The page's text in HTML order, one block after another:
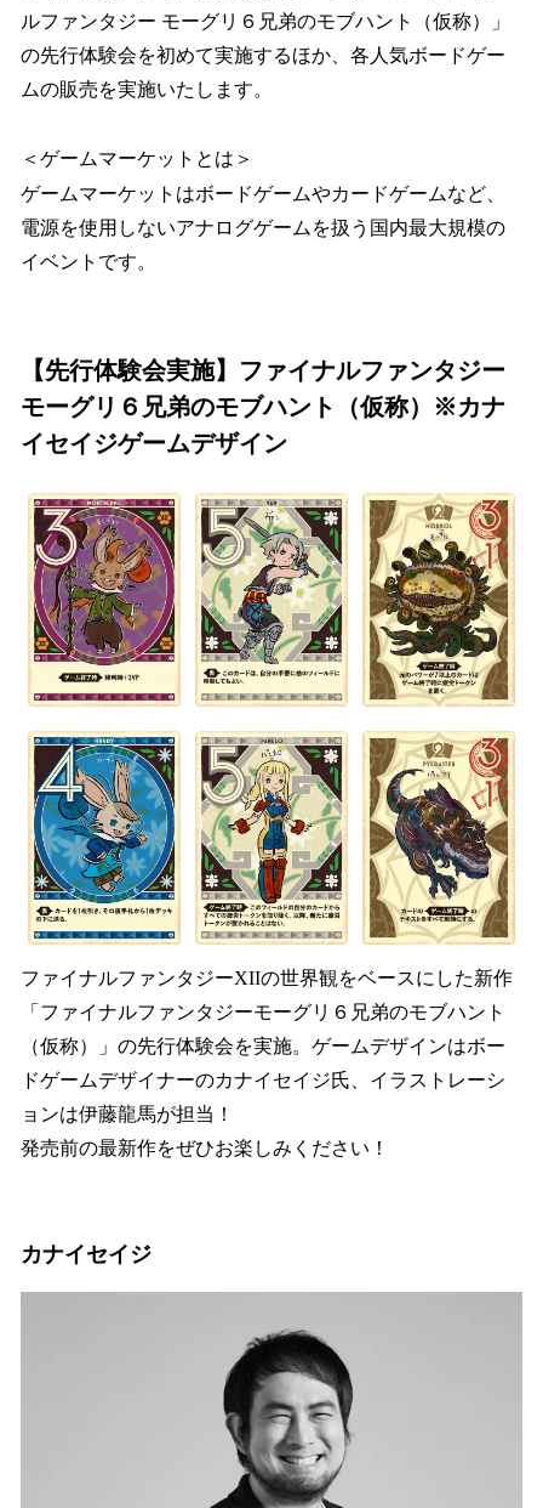
ルファンタジー モーグリ６兄弟のモブハント（仮称）」
の先行体験会を初めて実施するほか、各人気ボードゲー
ムの販売を実施いたします。
＜ゲームマーケットとは＞
ゲームマーケットはボードゲームやカードゲームなど、
電源を使用しないアナログゲームを扱う国内最大規模の
イベントです。
【先行体験会実施】ファイナルファンタジー
モーグリ６兄弟のモブハント（仮称）※カナ
イセイジゲームデザイン
ファイナルファンタジーXIIの世界観をベースにした新作
「ファイナルファンタジーモーグリ６兄弟のモブハント
（仮称）」の先行体験会を実施。ゲームデザインはボー
ドゲームデザイナーのカナイセイジ氏、イラストレーシ
ョンは伊藤龍馬が担当！
発売前の最新作をぜひお楽しみください！
カナイセイジ